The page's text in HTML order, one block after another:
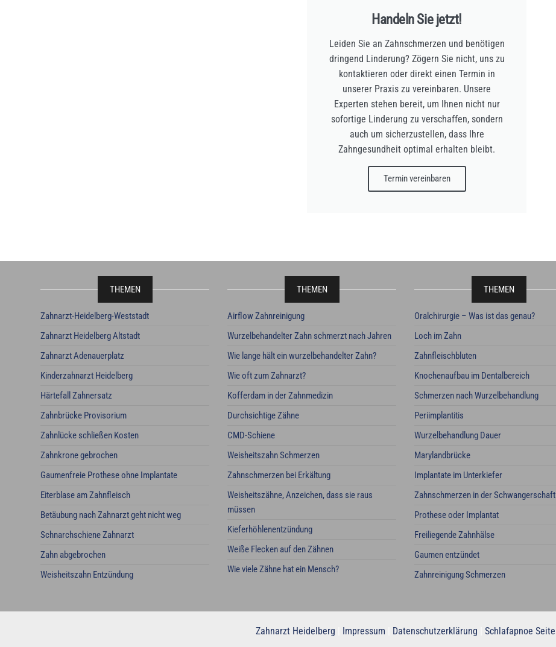
Handeln Sie jetzt!
Leiden Sie an Zahnschmerzen und benötigen
dringend Linderung? Zögern Sie nicht, uns zu
kontaktieren oder direkt einen Termin in
unserer Praxis zu vereinbaren. Unsere
Experten stehen bereit, um Ihnen nicht nur
sofortige Linderung zu verschaffen, sondern
auch um sicherzustellen, dass Ihre
Zahngesundheit optimal erhalten bleibt.
Termin vereinbaren
THEMEN
Zahnarzt-Heidelberg-Weststadt
Zahnarzt Heidelberg Altstadt
Zahnarzt Adenauerplatz
Kinderzahnarzt Heidelberg
Härtefall Zahnersatz
Zahnbrücke Provisorium
Zahnlücke schließen Kosten
Zahnkrone gebrochen
Gaumenfreie Prothese ohne Implantate
Eiterblase am Zahnfleisch
Betäubung nach Zahnarzt geht nicht weg
Schnarchschiene Zahnarzt
Zahn abgebrochen
Weisheitszahn Entzündung
THEMEN
Airflow Zahnreinigung
Wurzelbehandelter Zahn schmerzt nach Jahren
Wie lange hält ein wurzelbehandelter Zahn?
Wie oft zum Zahnarzt?
Kofferdam in der Zahnmedizin
Durchsichtige Zähne
CMD-Schiene
Weisheitszahn Schmerzen
Zahnschmerzen bei Erkältung
Weisheitszähne, Anzeichen, dass sie raus
müssen
Kieferhöhlenentzündung
Weiße Flecken auf den Zähnen
Wie viele Zähne hat ein Mensch?
THEMEN
Oralchirurgie – Was ist das genau?
Loch im Zahn
Zahnfleischbluten
Knochenaufbau im Dentalbereich
Schmerzen nach Wurzelbehandlung
Periimplantitis
Wurzelbehandlung Dauer
Marylandbrücke
Implantate im Unterkiefer
Zahnschmerzen in der Schwangerschaft
Prothese oder Implantat
Freiliegende Zahnhälse
Gaumen entzündet
Zahnreinigung Schmerzen
Zahnarzt Heidelberg Impressum Datenschutzerklärung Schlafapnoe Seite